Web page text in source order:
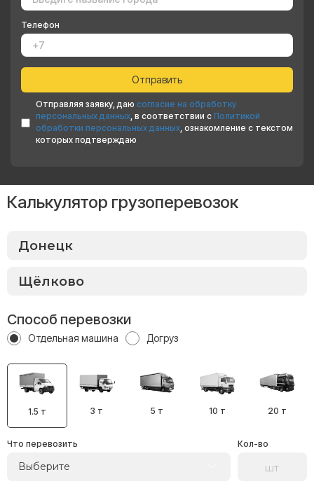
Телефон
Отправляя заявку, даю согласие на обработку
персональных данных, в соответствии с Политикой
обработки персональных данных, ознакомление с текстом
которых подтверждаю
Калькулятор грузоперевозок
Способ перевозки
Отдельная машина Догруз
1.5 т 3 т 5 т 10 т 20 т
Что перевозить
Выберите
Кол-во